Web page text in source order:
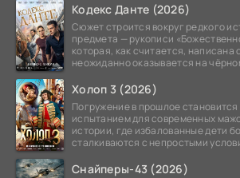
Кодекс Данте (2026)
Сюжет строится вокруг редкого
предмета — рукописи
которая, как считается,
неожиданно оказывается на
Холоп 3 (2026)
Погружение в прошлое
испытанием для современных
истории, где избалованные дети
сталкиваются с непростыми
Снайперы-43 (2026)